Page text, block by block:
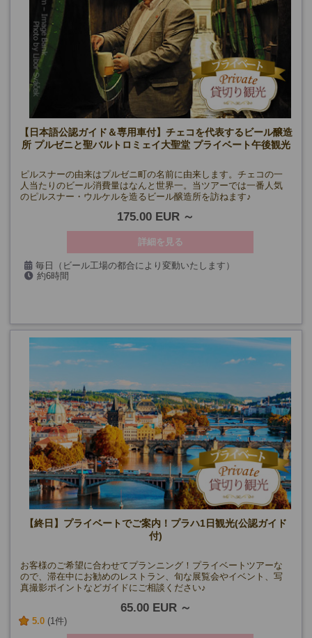
【日本語公認ガイド＆専用車付】チェコを代表するビール醸造
所 プルゼニと聖バルトロミェイ大聖堂 プライベート午後観光
ピルスナーの由来はプルゼニ町の名前に由来します。チェコの一
人当たりのビール消費量はなんと世界一。当ツアーでは一番人気
のピルスナー・ウルケルを造るビール醸造所を訪ねます♪
175.00 EUR
詳細を見る
毎日（ビール工場の都合により変動いたします）
約6時間
【終日】プライベートでご案内！プラハ1日観光(公認ガイド
付)
お客様のご希望に合わせてプランニング！プライベートツアーな
ので、滞在中にお勧めのレストラン、旬な展覧会やイベント、写
真撮影ポイントなどガイドにご相談ください♪
65.00 EUR
5.0 (1件)